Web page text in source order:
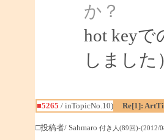
か？
hot key
しました
■5265 / inTopicNo.10) Re[1]:
□投稿者/ Sahmaro 付き人(89回)-(2012/